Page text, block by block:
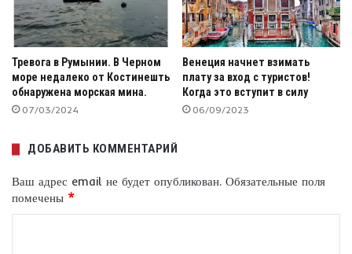
Тревога в Румынии. В Черном
море недалеко от Костинешть
обнаружена морская мина.
07/03/2024
Венеция начнет взимать
плату за вход с туристов!
Когда это вступит в силу
06/09/2023
ДОБАВИТЬ КОММЕНТАРИЙ
Ваш адрес email не будет опубликован. Обязательные поля
помечены *